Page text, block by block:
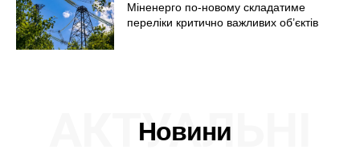
Міненерго по-новому складатиме
переліки критично важливих об’єктів
Новини
АКТУАЛЬНІ